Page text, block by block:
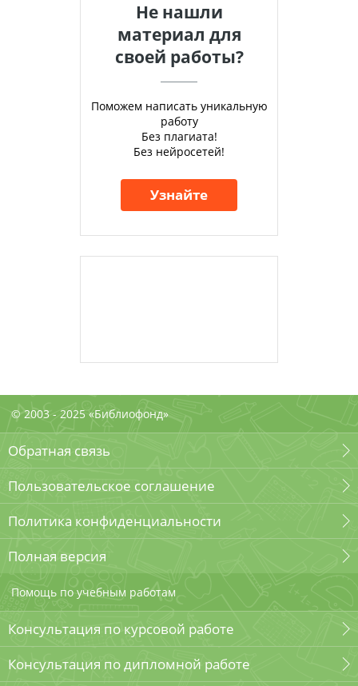
Не нашли
материал для
своей работы?
Поможем написать уникальную
работу
Без плагиата!
Без нейросетей!
Узнайте
© 2003 - 2025 «Библиофонд»
Обратная связь
Пользовательское соглашение
Политика конфиденциальности
Полная версия
Помощь по учебным работам
Консультация по курсовой работе
Консультация по дипломной работе